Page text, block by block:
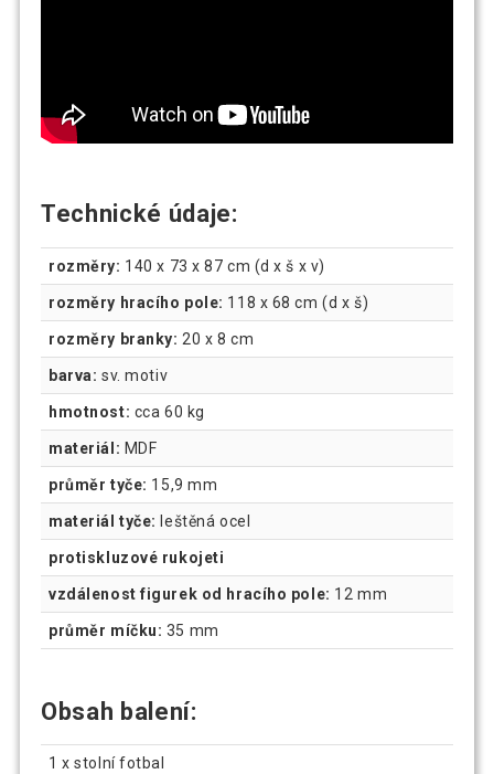
Technické údaje:
rozměry: 140 x 73 x 87 cm (d x š x v)
rozměry hracího pole: 118 x 68 cm (d x š)
rozměry branky: 20 x 8 cm
barva: sv. motiv
hmotnost: cca 60 kg
materiál: MDF
průměr tyče: 15,9 mm
materiál tyče: leštěná ocel
protiskluzové rukojeti
vzdálenost figurek od hracího pole: 12 mm
průměr míčku: 35 mm
Obsah balení:
1 x stolní fotbal